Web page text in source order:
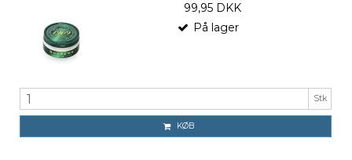
99,95 DKK
På lager
Stk
KØB